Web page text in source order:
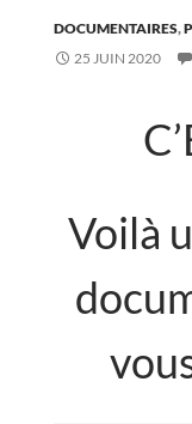
DOCUMENTAIRES,
25 JUIN 2020
Voilà